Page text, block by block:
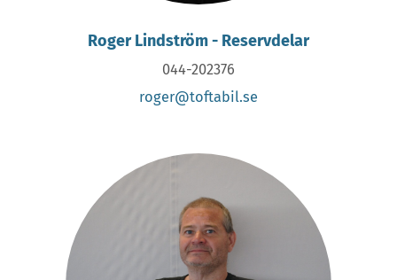
Roger Lindström - Reservdelar
044-202376
roger@toftabil.se